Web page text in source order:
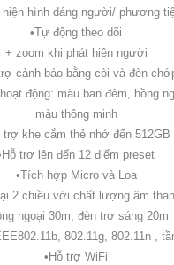
hiện hình dáng người/ phương
•Tự động theo dõi
+ zoom khi phát hiện người
cảnh báo bằng còi và đèn
động: màu ban đêm, hồng
màu thông minh
trợ khe cắm thẻ nhớ đến 512GB
trợ lên đến 12 điểm preset
•Tích hợp Micro và Loa
2 chiều với chất lượng âm
ngoại 30m, đèn trợ sáng 20m
802.11g, 802.11n ,
•Hỗ trợ WiFi